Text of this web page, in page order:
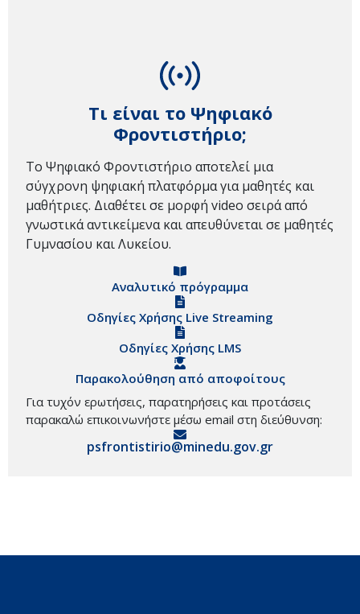
Τι είναι το Ψηφιακό
Φροντιστήριο;
Το Ψηφιακό Φροντιστήριο αποτελεί μια
σύγχρονη ψηφιακή πλατφόρμα για μαθητές και
μαθήτριες. Διαθέτει σε μορφή video σειρά από
γνωστικά αντικείμενα και απευθύνεται σε μαθητές
Γυμνασίου και Λυκείου.
Αναλυτικό πρόγραμμα
Οδηγίες Χρήσης Live Streaming
Οδηγίες Χρήσης LMS
Παρακολούθηση από αποφοίτους
Για τυχόν ερωτήσεις, παρατηρήσεις και προτάσεις
παρακαλώ επικοινωνήστε μέσω email στη διεύθυνση:
psfrontistirio@minedu.gov.gr